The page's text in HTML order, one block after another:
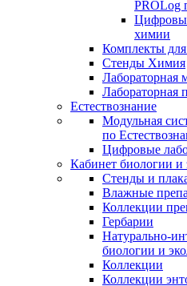
PROLog
химии
Комплекты
Стенды Химия
Лабораторная
Лабораторная
Естествознание
Модульная
по
Цифровые
Кабинет биологии и
Стенды и
Влажные
Коллекции
Гербарии
Натурально-
биологии и
Коллекции
Коллекции